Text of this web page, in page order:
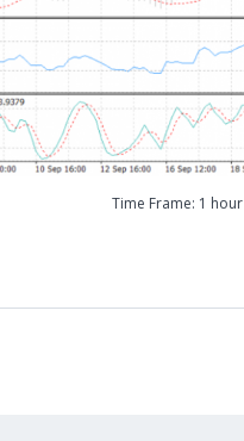
Time Frame: 1 hour